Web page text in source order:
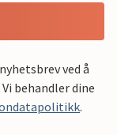
ved å
behandler dine
.